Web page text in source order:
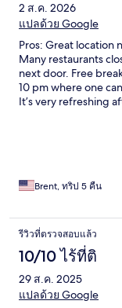
2 ส.ค. 2026
แปลด้วย Google
Pros: Great location
Many restaurants
next door. Free
10 pm where one
It’s very refreshing
that the sheet
and neighborhood
Keypad to get into
family? probably
Brent, ทริป 5 คืน
รีวิวที่ตรวจสอบแล้ว
10/10 ไร้ที่ติ
29 ส.ค. 2025
แปลด้วย Google